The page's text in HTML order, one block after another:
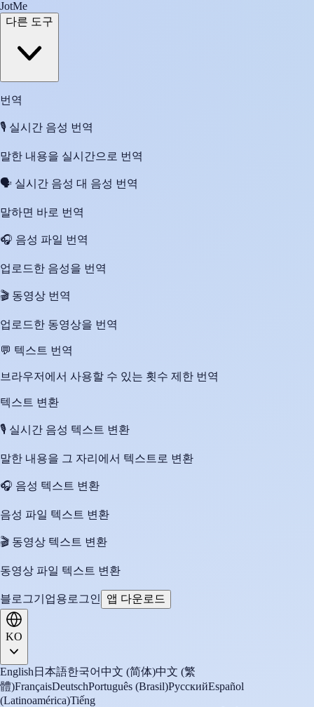
JotMe
다른 도구
번역
🎙️ 실시간 음성 번역
말한 내용을 실시간으로 번역
🗣️ 실시간 음성 대 음성 번역
말하면 바로 번역
🎧 음성 파일 번역
업로드한 음성을 번역
🎬 동영상 번역
업로드한 동영상을 번역
💬 텍스트 번역
브라우저에서 사용할 수 있는 횟수 제한 번역
텍스트 변환
🎙️ 실시간 음성 텍스트 변환
말한 내용을 그 자리에서 텍스트로 변환
🎧 음성 텍스트 변환
음성 파일 텍스트 변환
🎬 동영상 텍스트 변환
동영상 파일 텍스트 변환
블로그기업용 로그인 앱 다운로드
KO
English 日本語한국어中文 (简体)中文 (繁
體)FrançaisDeutschPortuguês (Brasil)РусскийEspañol
(Latinoamérica)Tiếng